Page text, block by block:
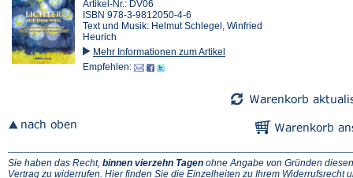
Artikel-Nr.: DV06
ISBN 978-3-9812050-4-6
Text und Musik: Helmut Schlegel, Winfried
Heurich
Mehr Informationen zum Artikel
Empfehlen:
Sie haben das Recht, binnen vierzehn Tagen ohne Angabe von Gründen diesen
Vertrag zu widerrufen. Hier finden Sie die Einzelheiten zu Ihrem Widerrufsrecht